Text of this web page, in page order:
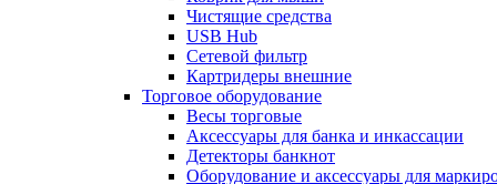
Чистящие средства
USB Hub
Сетевой фильтр
Картридеры внешние
Торговое оборудование
Весы торговые
Аксессуары для банка и инкассации
Детекторы банкнот
Оборудование и аксессуары для